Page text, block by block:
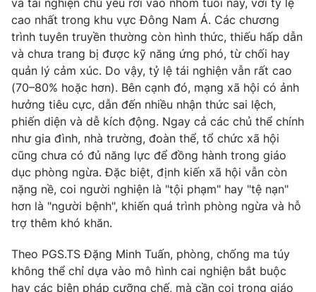
và tái nghiện chủ yếu rơi vào nhóm tuổi này, với tỷ lệ
cao nhất trong khu vực Đông Nam Á. Các chương
trình tuyên truyền thường còn hình thức, thiếu hấp dẫn
và chưa trang bị được kỹ năng ứng phó, từ chối hay
quản lý cảm xúc. Do vậy, tỷ lệ tái nghiện vẫn rất cao
(70–80% hoặc hơn). Bên cạnh đó, mạng xã hội có ảnh
hưởng tiêu cực, dẫn đến nhiều nhận thức sai lệch,
phiến diện và dễ kích động. Ngay cả các chủ thể chính
như gia đình, nhà trường, đoàn thể, tổ chức xã hội
cũng chưa có đủ năng lực để đồng hành trong giáo
dục phòng ngừa. Đặc biệt, định kiến xã hội vẫn còn
nặng nề, coi người nghiện là "tội phạm" hay "tệ nạn"
hơn là "người bệnh", khiến quá trình phòng ngừa và hỗ
trợ thêm khó khăn.
Theo PGS.TS Đặng Minh Tuấn, phòng, chống ma túy
không thể chỉ dựa vào mô hình cai nghiện bắt buộc
hay các biện pháp cưỡng chế, mà cần coi trọng giáo